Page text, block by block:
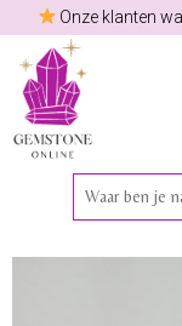
Onze klanten